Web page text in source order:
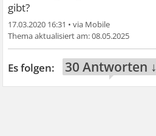
gibt?
17.03.2020 16:31 •
08.05.2025
30 Antworten ↓